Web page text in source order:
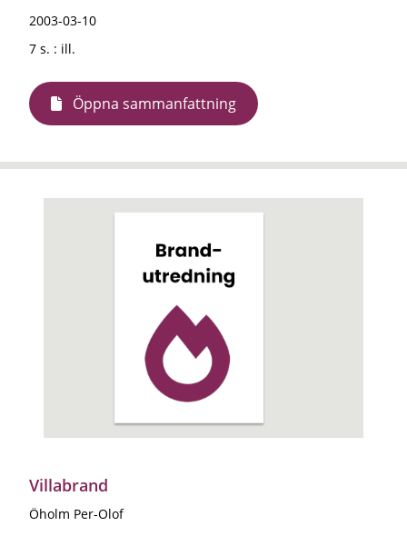
2003-03-10
7 s. : ill.
Öppna sammanfattning
Villabrand
Öholm Per-Olof